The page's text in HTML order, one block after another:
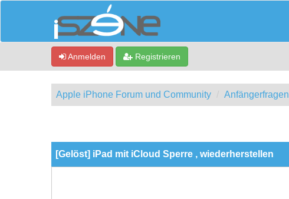
Anmelden Registrieren
Apple iPhone Forum und Community Anfängerfragen
[Gelöst] iPad mit iCloud Sperre , wiederherstellen